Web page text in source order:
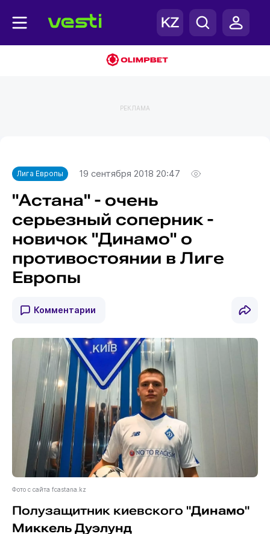
РЕКЛАМА
Лига Европы 19 сентября 2018 20:47
"Астана" - очень
серьезный соперник -
новичок "Динамо" о
противостоянии в Лиге
Европы
Комментарии
Фото с сайта fcastana.kz
Полузащитник киевского "Динамо"
Миккель Дуэлунд